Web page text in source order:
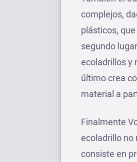
complejos,
plásticos,
segundo
ecoladrillos y
último crea
material a
Finalmente
ecoladrillo no
consiste en